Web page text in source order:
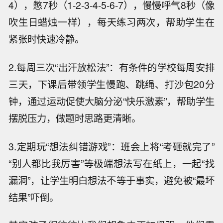
4），憋7秒（1-2-3-4-5-6-7），慢慢呼气8秒（像
吹生日蜡烛一样），每天练习两次，帮助学生在
紧张时快速冷静。
2.每周三次“出汗放松法”：有条件的学校每周安排
三天，下课后带领学生慢跑、跳绳、打沙包20分
钟，通过运动促使大脑分泌“快乐激素”，帮助学生
摆脱压力，做题时思路更清晰。
3.定期玩“想法纠错游戏”：班会上将“考砸就完了”
“别人都比我厉害”等极端想法写在纸上，一起“找
漏洞”，让学生明白想法不等于事实，避免被“最坏
结果”吓倒。